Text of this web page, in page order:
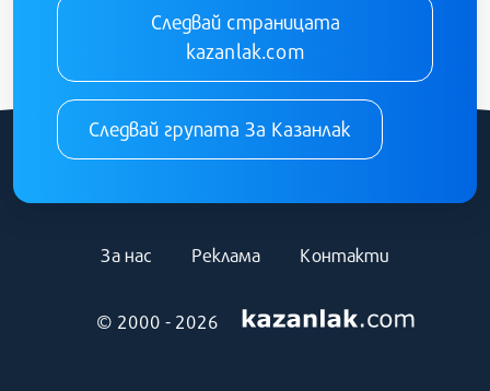
Следвай страницата
kazanlak.com
Следвай групата За Казанлак
© 2000 - 2026
За нас Реклама Контакти